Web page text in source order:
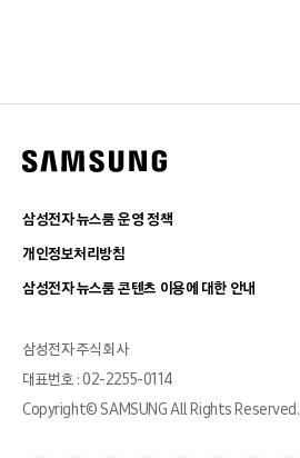
삼성전자 뉴스룸 운영 정책
개인정보처리방침
삼성전자 뉴스룸 콘텐츠 이용에 대한 안내
삼성전자 주식회사
대표번호 : 02-2255-0114
Copyright© SAMSUNG All Rights Reserved.